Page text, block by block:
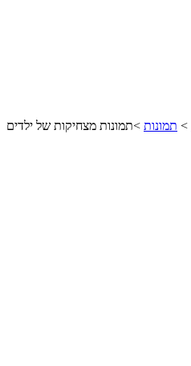
> תמונות >תמונות מצחיקות של ילדים